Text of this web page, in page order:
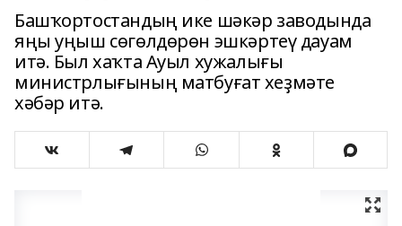
Башҡортостандың ике шәкәр заводында
яңы уңыш сөгөлдөрөн эшкәртеү дауам
итә. Был хаҡта Ауыл хужалығы
министрлығының матбуғат хеҙмәте
хәбәр итә.